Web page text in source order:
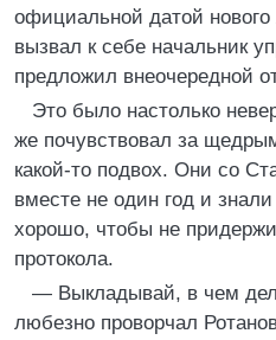
официальной датой нового
вызвал к себе начальник
предложил внеочередной
Это было настолько
же почувствовал за
какой-то подвох. Они со
вместе не один год и
хорошо, чтобы не
протокола.
— Выкладывай, в чем
любезно проворчал